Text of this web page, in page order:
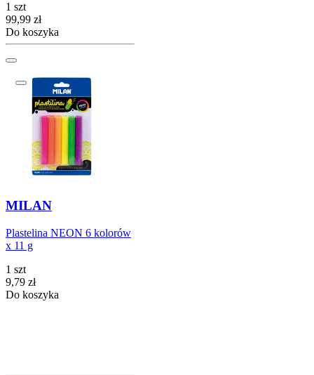
1 szt
Cena
99,99 zł
Do koszyka
MILAN
Plastelina NEON 6 kolorów
x 11 g
1 szt
Cena
9,79 zł
Do koszyka